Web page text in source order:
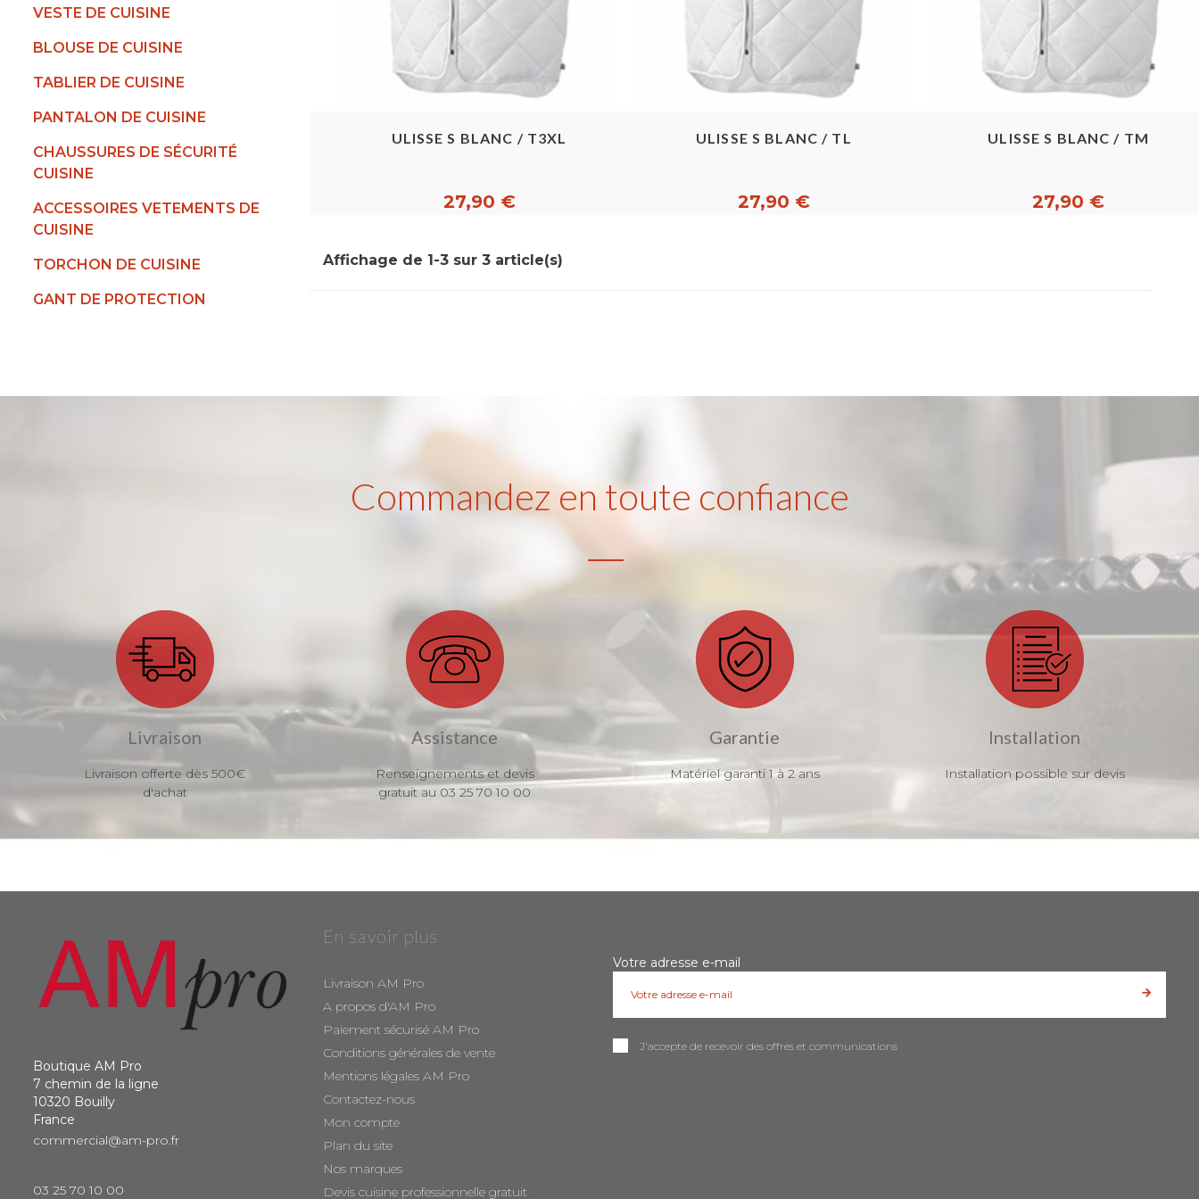
VESTE DE CUISINE
BLOUSE DE CUISINE
TABLIER DE CUISINE
PANTALON DE CUISINE
CHAUSSURES DE SÉCURITÉ
CUISINE
ACCESSOIRES VETEMENTS DE
CUISINE
TORCHON DE CUISINE
GANT DE PROTECTION
ULISSE S BLANC / T3XL
27,90 €
ULISSE S BLANC / TL
27,90 €
ULISSE S BLANC / TM
27,90 €
Affichage de 1-3 sur 3 article(s)
Commandez en toute confiance
Livraison
Livraison offerte dès 500€
d'achat
Assistance
Renseignements et devis
gratuit au 03 25 70 10 00
Garantie
Matériel garanti 1 à 2 ans
Installation
Installation possible sur devis
Boutique AM Pro
7 chemin de la ligne
10320 Bouilly
France
commercial@am-pro.fr
03 25 70 10 00
En savoir plus
Livraison AM Pro
A propos d'AM Pro
Paiement sécurisé AM Pro
Conditions générales de vente
Mentions légales AM Pro
Contactez-nous
Mon compte
Plan du site
Nos marques
Devis cuisine professionnelle gratuit
Votre adresse e-mail
J'accepte de recevoir des offres et communications